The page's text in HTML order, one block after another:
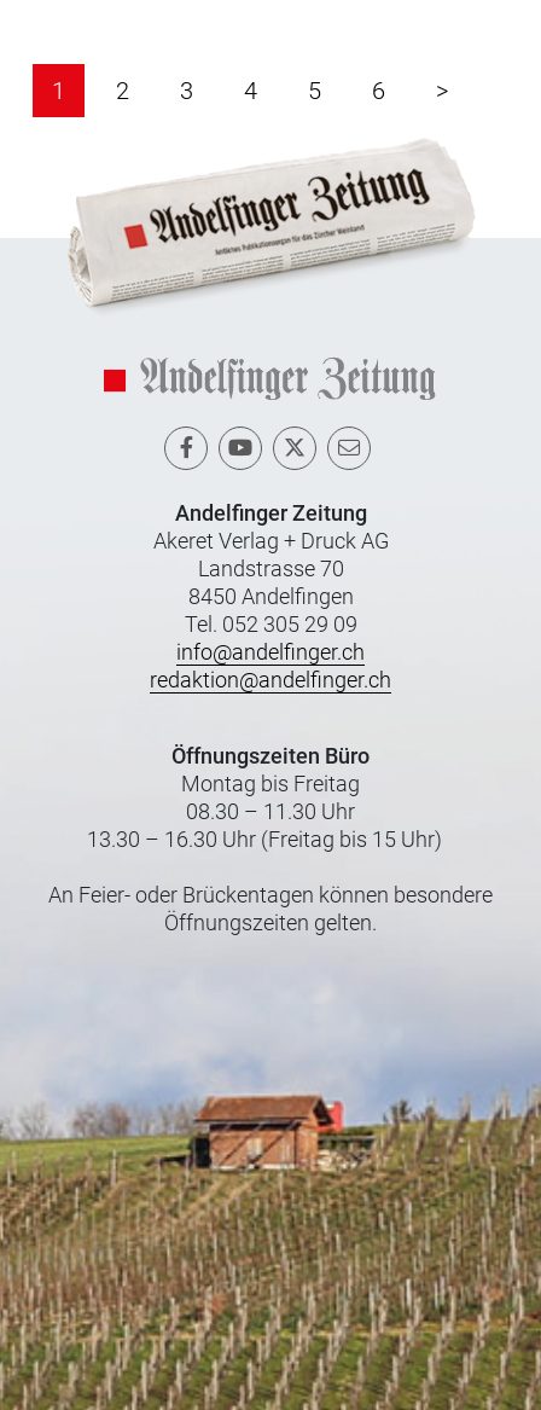
1 2 3 4 5 6 >
Andelfinger Zeitung
Akeret Verlag + Druck AG
Landstrasse 70
8450 Andelfingen
Tel. 052 305 29 09
info@andelfinger.ch
redaktion@andelfinger.ch
Öffnungszeiten Büro
Montag bis Freitag
08.30 – 11.30 Uhr
13.30 – 16.30 Uhr (Freitag bis 15 Uhr)
An Feier- oder Brückentagen können besondere
Öffnungszeiten gelten.